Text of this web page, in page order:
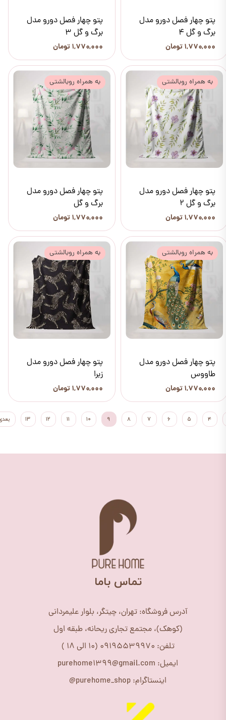
پتو چهار فصل دورو مدل
برگ و گل 4
۱,۷۷۰,۰۰۰ تومان
پتو چهار فصل دورو مدل
برگ و گل 3
۱,۷۷۰,۰۰۰ تومان
پتو چهار فصل دورو مدل
برگ و گل 2
۱,۷۷۰,۰۰۰ تومان
به همراه روبالشتی
پتو چهار فصل دورو مدل
برگ و گل
۱,۷۷۰,۰۰۰ تومان
به همراه روبالشتی
پتو چهار فصل دورو مدل
طاووس
۱,۷۷۰,۰۰۰ تومان
به همراه روبالشتی
پتو چهار فصل دورو مدل
زبرا
۱,۷۷۰,۰۰۰ تومان
به همراه روبالشتی
۴ ۵ ۶ ۷ ۸ ۹ ۱۰ ۱۱ ۱۲ ۱۳
​تماس باما
آدرس فروشگاه: تهران، چیتگر، بلوار علیمردانی
(کوهک)، مجتمع تجاری ریحانه، طبقه اول
تلفن: 09195539970 (10 الی 18 )
ایمیل: purehome1399@gmail.com
اینستاگرام: purehome_shop@